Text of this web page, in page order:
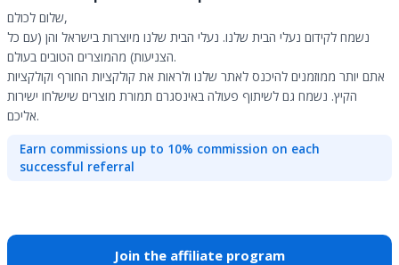
שלום לכולם,
נשמח לקידום נעלי הבית שלנו. נעלי הבית שלנו מיוצרות בישראל והן (עם כל
הצניעות) מהמוצרים הטובים בעולם.
אתם יותר ממוזמנים להיכנס לאתר שלנו ולראות את קולקציות החורף וקולקציות
הקיץ. נשמח גם לשיתוף פעולה באינסגרם תמורת מוצרים שישלחו ישירות
אליכם.
Earn commissions up to 10% commission on each
successful referral
Join the affiliate program